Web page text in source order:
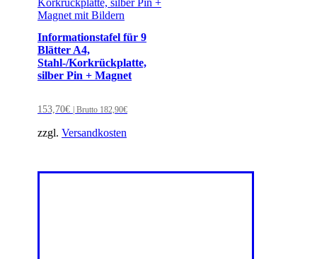
Informationstafel für 9
Blätter A4,
Stahl-/Korkrückplatte,
silber Pin + Magnet
153,70€ | Brutto 182,90€
zzgl. Versandkosten